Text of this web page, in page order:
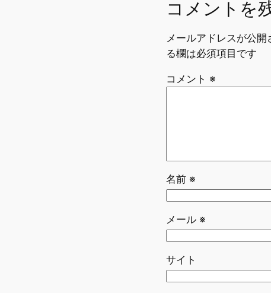
コメントを
メールアドレスが公開
る欄は必須項目です
コメント ※
名前 ※
メール ※
サイト